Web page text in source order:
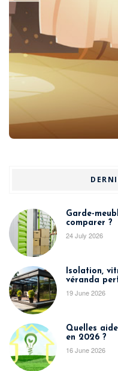
Garde-
comparer ?
24 July 2026
Isolation,
véranda
19 June 2026
Quelles
en 2026 ?
16 June 2026